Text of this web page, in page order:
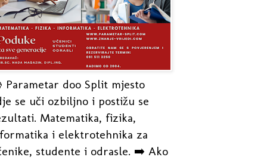
Parametar doo Split mjesto
se uči ozbiljno i postižu se
Matematika, fizika,
i elektrotehnika za
studente i odrasle. ➡️ Ako